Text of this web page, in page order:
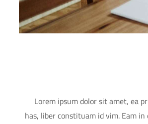
Lorem ipsum dolor sit amet, ea
has, liber constituam id vim. Eam